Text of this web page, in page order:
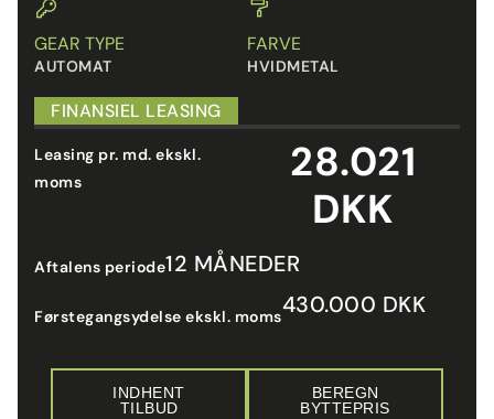
GEAR TYPE
AUTOMAT
FARVE
HVIDMETAL
FINANSIEL LEASING
Leasing pr. md. ekskl.
moms
28.021
DKK
Aftalens periode12 MÅNEDER
Førstegangsydelse ekskl. moms430.000 DKK
INDHENT
TILBUD
BEREGN
BYTTEPRIS